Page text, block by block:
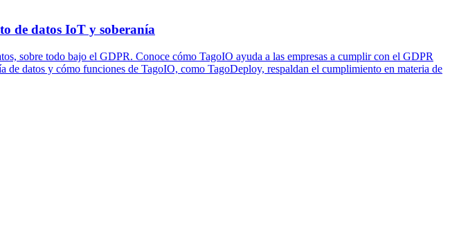
de datos IoT y soberanía
sobre todo bajo el GDPR. Conoce cómo TagoIO ayuda a las empresas a cumplir con el GDPR
datos y cómo funciones de TagoIO, como TagoDeploy, respaldan el cumplimiento en materia de